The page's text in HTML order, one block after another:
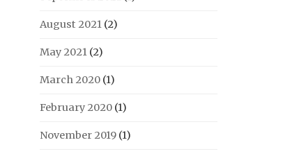
August 2021 (2)
May 2021 (2)
March 2020 (1)
February 2020 (1)
November 2019 (1)